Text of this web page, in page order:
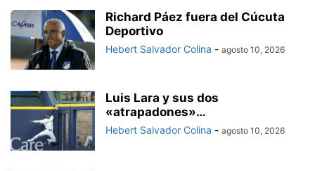
Richard Páez fuera del Cúcuta
Deportivo
Hebert Salvador Colina - agosto 10, 2026
Luis Lara y sus dos
«atrapadones»…
Hebert Salvador Colina - agosto 10, 2026